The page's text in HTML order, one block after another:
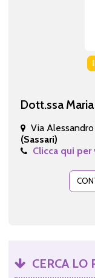
Dott.ssa
Via
(Sassari)
Clicca qui
CERCA LO